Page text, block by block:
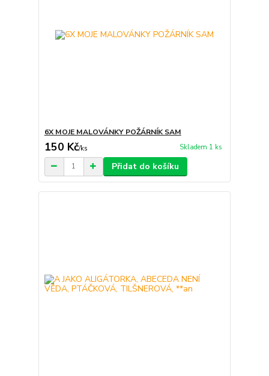
6X MOJE MALOVÁNKY POŽÁRNÍK SAM
150 Kč/ks Skladem 1 ks
Přidat do košíku